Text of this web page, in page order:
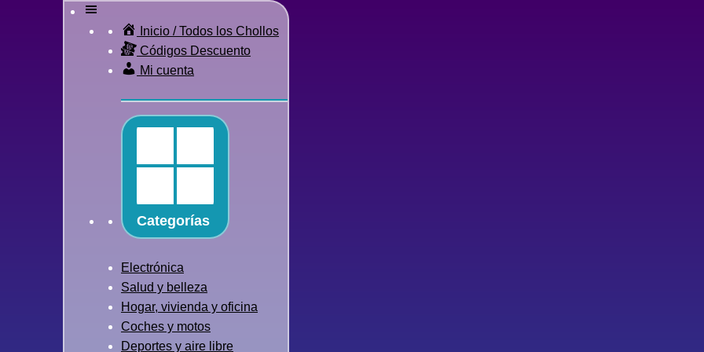
Inicio / Todos los Chollos
Códigos Descuento
Mi cuenta
Categorías
Electrónica
Salud y belleza
Hogar, vivienda y oficina
Coches y motos
Deportes y aire libre